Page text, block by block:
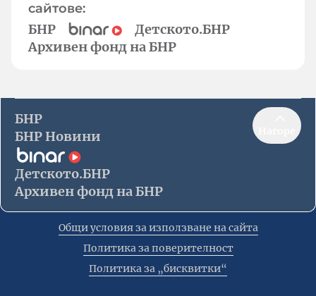
сайтове:
БНР
Детското.БНР
Архивен фонд на БНР
БНР
БНР Новини
Детското.БНР
Архивен фонд на БНР
Общи условия за използване на сайта
Политика за поверителност
Политика за „бисквитки“